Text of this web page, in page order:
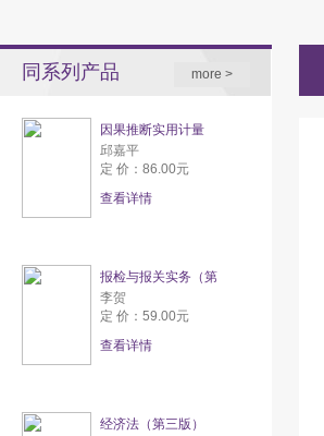
同系列产品 more >
因果推断实用计量
邱嘉平
定 价：86.00元
查看详情
报检与报关实务（第
李贺
定 价：59.00元
查看详情
经济法（第三版）